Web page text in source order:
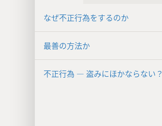
なぜ不正行為をするのか
最善の方法か
不正行為 ― 盗みにほかならない？